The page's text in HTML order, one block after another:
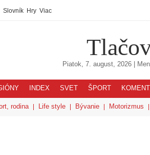
Slovník Hry Viac
Piatok, 7. august, 2026 |
INDEX SVET ŠPORT
rodina Life style Bývanie Motorizmus